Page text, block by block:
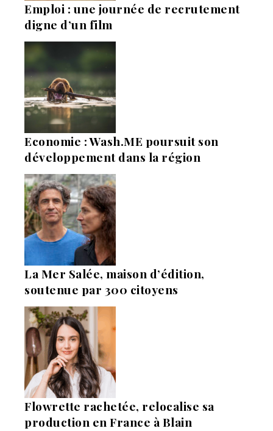
Emploi : une journée de recrutement
digne d’un film
Economie : Wash.ME poursuit son
développement dans la région
La Mer Salée, maison d’édition,
soutenue par 300 citoyens
Flowrette rachetée, relocalise sa
production en France à Blain